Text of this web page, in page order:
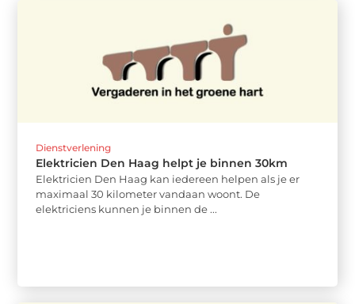
Dienstverlening
Elektricien Den Haag helpt je binnen 30km
Elektricien Den Haag kan iedereen helpen als je er
maximaal 30 kilometer vandaan woont. De
elektriciens kunnen je binnen de ...